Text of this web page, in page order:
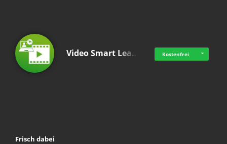
Video Smart Lea… Kostenfrei
Frisch dabei